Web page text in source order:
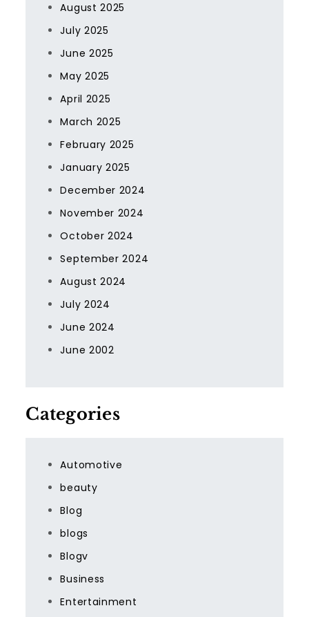
August 2025
July 2025
June 2025
May 2025
April 2025
March 2025
February 2025
January 2025
December 2024
November 2024
October 2024
September 2024
August 2024
July 2024
June 2024
June 2002
Categories
Automotive
beauty
Blog
blogs
Blogv
Business
Entertainment